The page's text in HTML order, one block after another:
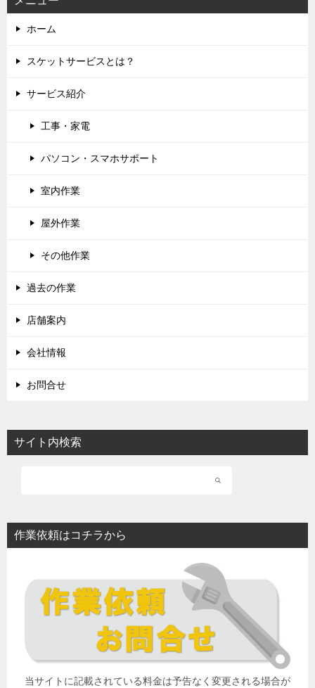
ホーム
スケットサービスとは？
サービス紹介
工事・家電
パソコン・スマホサポート
室内作業
屋外作業
その他作業
過去の作業
店舗案内
会社情報
お問合せ
サイト内検索
作業依頼はコチラから
当サイトに記載されている料金は予告なく変更される場合が